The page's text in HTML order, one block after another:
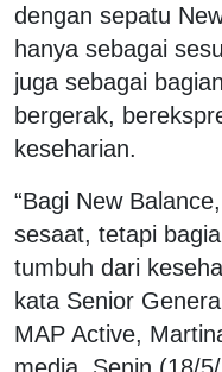
dengan sepatu
hanya sebagai
juga sebagai
bergerak,
keseharian.
“Bagi New
sesaat, tetapi
tumbuh dari
kata Senior
MAP Active,